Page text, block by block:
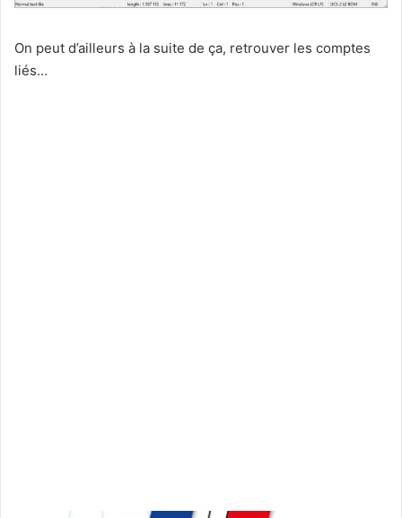
On peut d’ailleurs à la suite de ça, retrouver les comptes
liés…